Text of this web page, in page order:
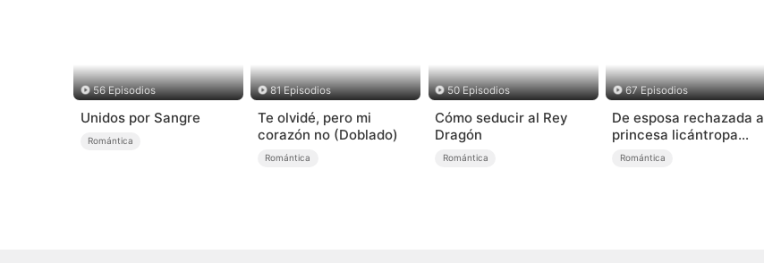
56 Episodios
Unidos por Sangre
Romántica
81 Episodios
Te olvidé, pero mi
corazón no (Doblado)
Romántica
50 Episodios
Cómo seducir al Rey
Dragón
Romántica
67 Episodios
De esposa rechazada a
princesa licántropa
(Doblado)
Romántica